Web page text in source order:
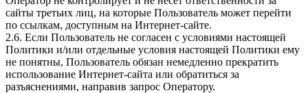
сайты третьих лиц, на которые Пользователь может перейти
по ссылкам, доступным на Интернет-сайте.
2.6. Если Пользователь не согласен с условиями настоящей
Политики и/или отдельные условия настоящей Политики ему
не понятны, Пользователь обязан немедленно прекратить
использование Интернет-сайта или обратиться за
разъяснениями, направив запрос Оператору.